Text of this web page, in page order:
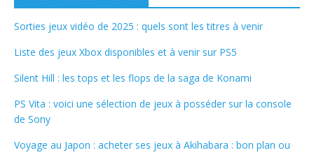
Sorties jeux vidéo de 2025 : quels sont les titres à venir
Liste des jeux Xbox disponibles et à venir sur PS5
Silent Hill : les tops et les flops de la saga de Konami
PS Vita : voici une sélection de jeux à posséder sur la console
de Sony
Voyage au Japon : acheter ses jeux à Akihabara : bon plan ou